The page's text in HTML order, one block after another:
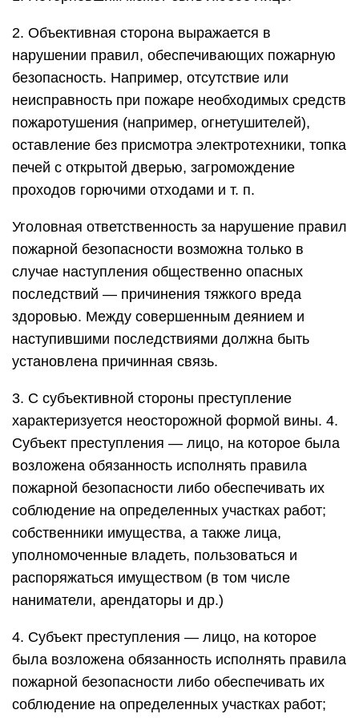
2. Объективная сторона выражается в
нарушении правил, обеспечивающих пожарную
безопасность. Например, отсутствие или
неисправность при пожаре необходимых средств
пожаротушения (например, огнетушителей),
оставление без присмотра электротехники, топка
печей с открытой дверью, загромождение
проходов горючими отходами и т. п.
Уголовная ответственность за нарушение правил
пожарной безопасности возможна только в
случае наступления общественно опасных
последствий — причинения тяжкого вреда
здоровью. Между совершенным деянием и
наступившими последствиями должна быть
установлена причинная связь.
3. С субъективной стороны преступление
характеризуется неосторожной формой вины. 4.
Субъект преступления — лицо, на которое была
возложена обязанность исполнять правила
пожарной безопасности либо обеспечивать их
соблюдение на определенных участках работ;
собственники имущества, а также лица,
уполномоченные владеть, пользоваться и
распоряжаться имуществом (в том числе
наниматели, арендаторы и др.)
4. Субъект преступления — лицо, на которое
была возложена обязанность исполнять правила
пожарной безопасности либо обеспечивать их
соблюдение на определенных участках работ;